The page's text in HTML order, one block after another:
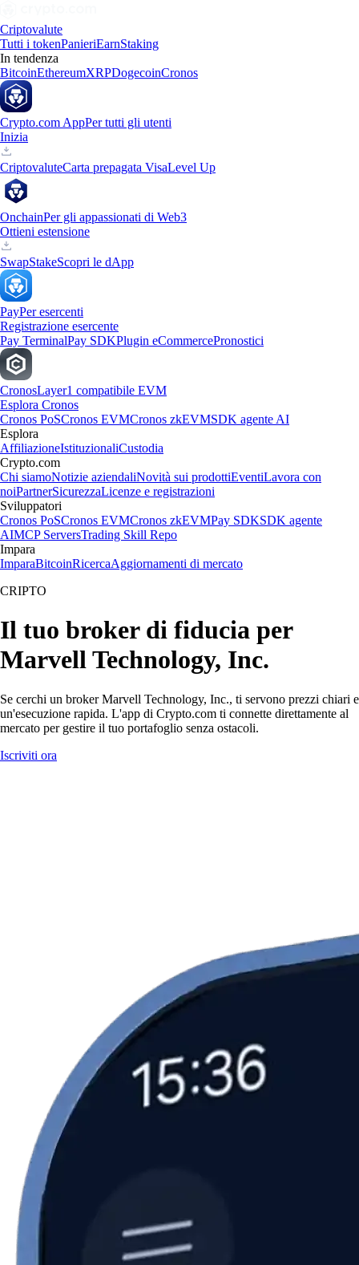
Criptovalute
Tutti i tokenPanieriEarnStaking
In tendenza
BitcoinEthereumXRPDogecoinCronos
Crypto.com AppPer tutti gli utenti
Inizia
CriptovaluteCarta prepagata VisaLevel Up
OnchainPer gli appassionati di Web3
Ottieni estensione
SwapStakeScopri le dApp
PayPer esercenti
Registrazione esercente
Pay TerminalPay SDKPlugin eCommercePronostici
CronosLayer1 compatibile EVM
Esplora Cronos
Cronos PoSCronos EVMCronos zkEVMSDK agente AI
Esplora
AffiliazioneIstituzionaliCustodia
Crypto.com
Chi siamoNotizie aziendaliNovità sui prodottiEventiLavora con
noiPartnerSicurezzaLicenze e registrazioni
Sviluppatori
Cronos PoSCronos EVMCronos zkEVMPay SDKSDK agente
AIMCP ServersTrading Skill Repo
Impara
ImparaBitcoinRicercaAggiornamenti di mercato
CRIPTO
Il tuo broker di fiducia per
Marvell Technology, Inc.
Se cerchi un broker Marvell Technology, Inc., ti servono prezzi chiari e
un'esecuzione rapida. L'app di Crypto.com ti connette direttamente al
mercato per gestire il tuo portafoglio senza ostacoli.
Iscriviti ora